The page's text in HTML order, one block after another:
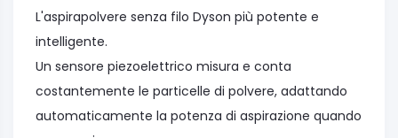
L'aspirapolvere senza filo Dyson più potente e
intelligente.
Un sensore piezoelettrico misura e conta
costantemente le particelle di polvere, adattando
automaticamente la potenza di aspirazione quando